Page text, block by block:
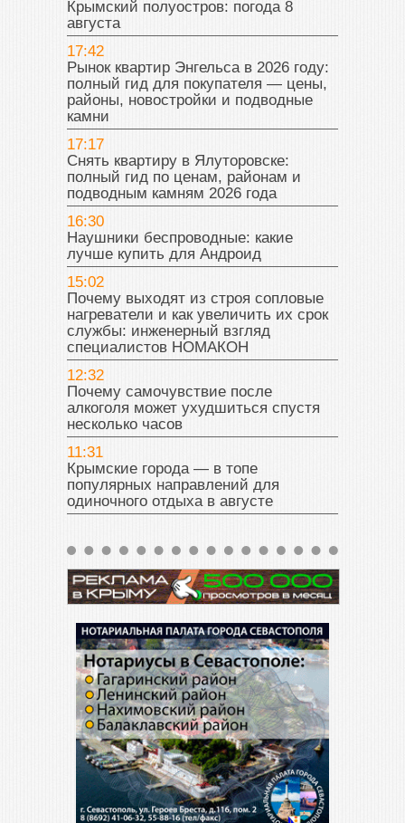
Крымский полуостров: погода 8
августа
17:42
Рынок квартир Энгельса в 2026 году:
полный гид для покупателя — цены,
районы, новостройки и подводные
камни
17:17
Снять квартиру в Ялуторовске:
полный гид по ценам, районам и
подводным камням 2026 года
16:30
Наушники беспроводные: какие
лучше купить для Андроид
15:02
Почему выходят из строя сопловые
нагреватели и как увеличить их срок
службы: инженерный взгляд
специалистов НОМАКОН
12:32
Почему самочувствие после
алкоголя может ухудшиться спустя
несколько часов
11:31
Крымские города — в топе
популярных направлений для
одиночного отдыха в августе